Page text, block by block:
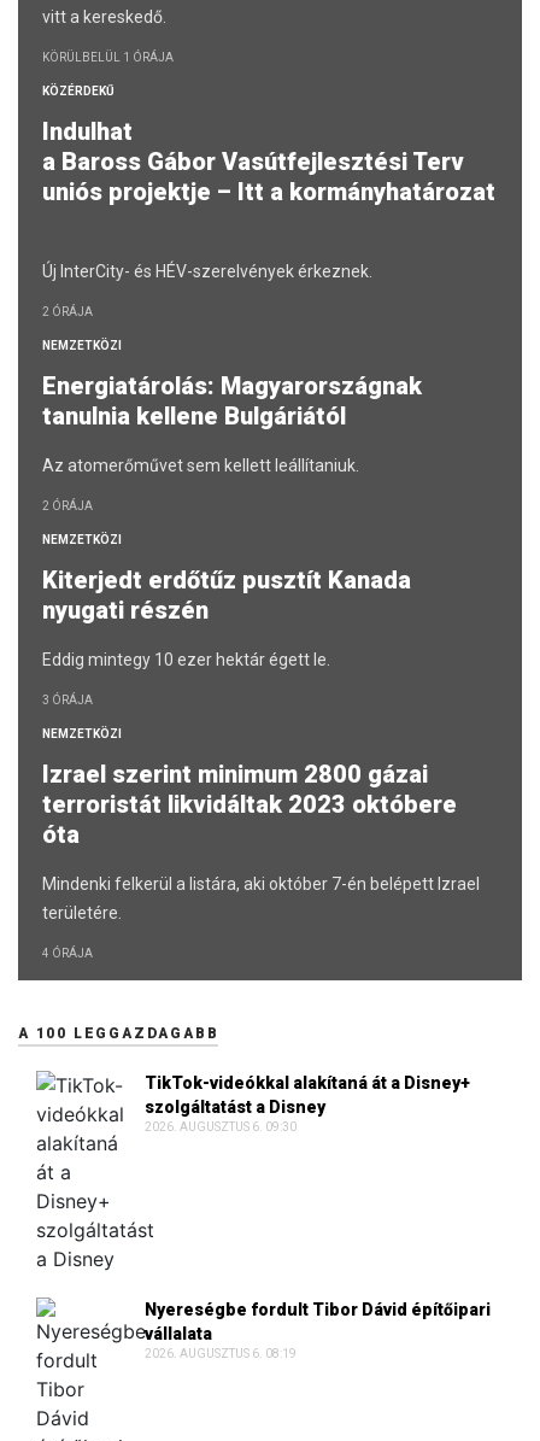
vitt a kereskedő.
KÖRÜLBELÜL 1 ÓRÁJA
KÖZÉRDEKŰ
Indulhat
a Baross Gábor Vasútfejlesztési Terv
uniós projektje – Itt a kormányhatározat
Új InterCity- és HÉV-szerelvények érkeznek.
2 ÓRÁJA
NEMZETKÖZI
Energiatárolás: Magyarországnak
tanulnia kellene Bulgáriától
Az atomerőművet sem kellett leállítaniuk.
2 ÓRÁJA
NEMZETKÖZI
Kiterjedt erdőtűz pusztít Kanada
nyugati részén
Eddig mintegy 10 ezer hektár égett le.
3 ÓRÁJA
NEMZETKÖZI
Izrael szerint minimum 2800 gázai
terroristát likvidáltak 2023 októbere
óta
Mindenki felkerül a listára, aki október 7-én belépett Izrael
területére.
4 ÓRÁJA
A 100 LEGGAZDAGABB
TikTok-videókkal alakítaná át a Disney+
szolgáltatást a Disney
2026. AUGUSZTUS 6. 09:30
Nyereségbe fordult Tibor Dávid építőipari
vállalata
2026. AUGUSZTUS 6. 08:19